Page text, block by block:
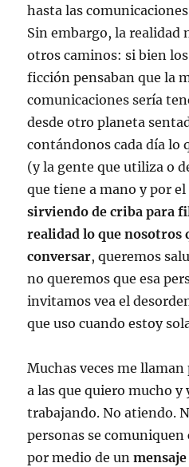
hasta las
Sin embargo, la realidad
otros caminos: si bien
ficción pensaban que la
comunicaciones sería
desde otro planeta
contándonos cada día lo
(y la gente que utiliza o
que tiene a mano y por
sirviendo de criba para
realidad lo que nosotros
conversar, queremos
no queremos que esa
invitamos vea el
que uso cuando estoy
Muchas veces me
a las que quiero mucho
trabajando. No atiendo.
personas se
por medio de un